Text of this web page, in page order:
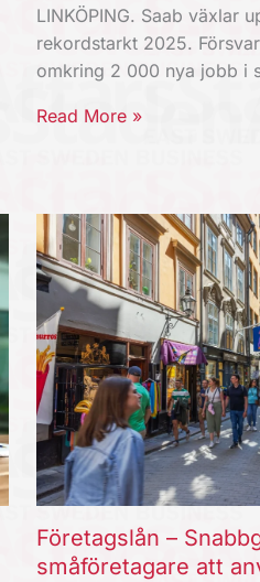
LINKÖPING. Saab växlar
rekordstarkt 2025.
omkring 2 000 nya jobb i
Read More »
Företagslån –
småföretagare att